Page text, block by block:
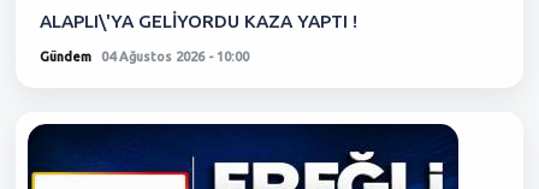
ALAPLI\'YA GELİYORDU KAZA YAPTI !
Gündem 04 Ağustos 2026 - 10:00